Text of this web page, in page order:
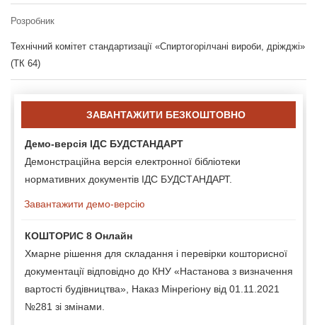
Розробник
Технічний комітет стандартизації «Спиртогорілчані вироби, дріжджі»
(ТК 64)
ЗАВАНТАЖИТИ БЕЗКОШТОВНО
Демо-версія ІДС БУДСТАНДАРТ
Демонстраційна версія електронної бібліотеки
нормативних документів ІДС БУДСТАНДАРТ.
Завантажити демо-версію
КОШТОРИС 8 Онлайн
Хмарне рішення для складання і перевірки кошторисної
документації відповідно до КНУ «Настанова з визначення
вартості будівництва», Наказ Мінрегіону від 01.11.2021
№281 зі змінами.